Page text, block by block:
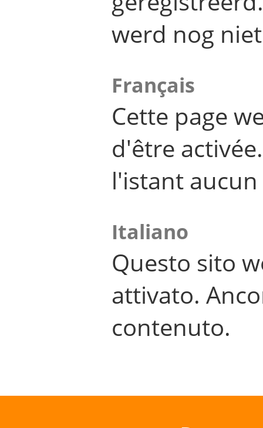
werd nog
Français
Cette page
d'être
l'istant
Italiano
Questo sito
attivato.
contenuto.